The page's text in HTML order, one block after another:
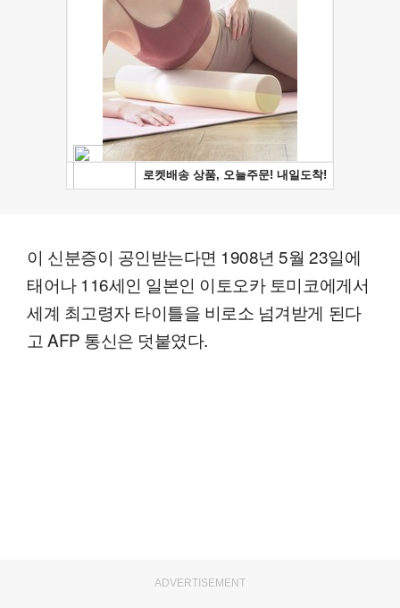
이 신분증이 공인받는다면 1908년 5월 23일에
태어나 116세인 일본인 이토오카 토미코에게서
세계 최고령자 타이틀을 비로소 넘겨받게 된다
고 AFP 통신은 덧붙였다.
ADVERTISEMENT